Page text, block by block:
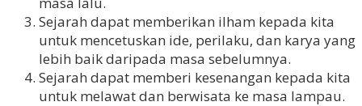
Sejarah dapat memberikan ilham kepada kita
untuk mencetuskan ide, perilaku, dan karya yang
lebih baik daripada masa sebelumnya.
Sejarah dapat memberi kesenangan kepada kita
untuk melawat dan berwisata ke masa lampau.